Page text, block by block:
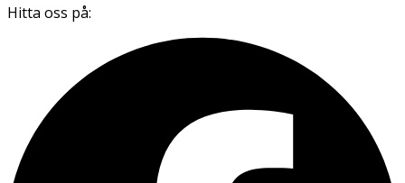
Hitta oss på: